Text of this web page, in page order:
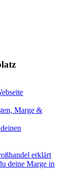
Marge &
erklärt
deine Marge in